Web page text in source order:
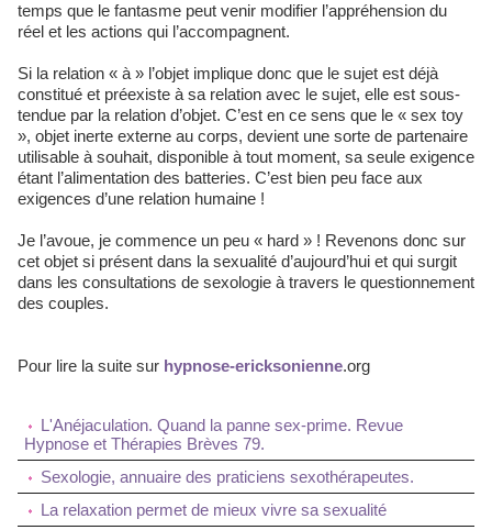
temps que le fantasme peut venir modifier l’appréhension du
réel et les actions qui l’accompagnent.
Si la relation « à » l’objet implique donc que le sujet est déjà
constitué et préexiste à sa relation avec le sujet, elle est sous-
tendue par la relation d’objet. C’est en ce sens que le « sex toy
», objet inerte externe au corps, devient une sorte de partenaire
utilisable à souhait, disponible à tout moment, sa seule exigence
étant l’alimentation des batteries. C’est bien peu face aux
exigences d’une relation humaine !
Je l’avoue, je commence un peu « hard » ! Revenons donc sur
cet objet si présent dans la sexualité d’aujourd’hui et qui surgit
dans les consultations de sexologie à travers le questionnement
des couples.
Pour lire la suite sur hypnose-ericksonienne.org
L'Anéjaculation. Quand la panne sex-prime. Revue
Hypnose et Thérapies Brèves 79.
Sexologie, annuaire des praticiens sexothérapeutes.
La relaxation permet de mieux vivre sa sexualité